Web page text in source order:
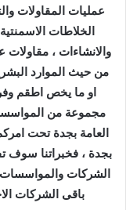
عمليات المقاولات
الخلاطات
والانشاءات ،
من حيث الموارد
او ما يخص اطقم
مجموعة من
العامة بجدة تحت
بجدة ، فخبراتنا سوف
الشركات
باقى الشركات